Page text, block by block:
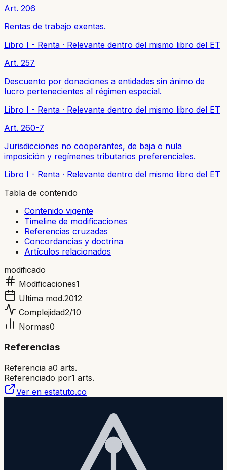
Art. 206
Rentas de trabajo exentas.
Libro I - Renta · Relevante dentro del mismo libro del ET
Art. 257
Descuento por donaciones a entidades sin ánimo de
lucro pertenecientes al régimen especial.
Libro I - Renta · Relevante dentro del mismo libro del ET
Art. 260-7
Jurisdicciones no cooperantes, de baja o nula
imposición y regímenes tributarios preferenciales.
Libro I - Renta · Relevante dentro del mismo libro del ET
Tabla de contenido
Contenido vigente
Timeline de modificaciones
Referencias cruzadas
Concordancias y doctrina
Artículos relacionados
modificado
Modificaciones1
Ultima mod.2012
Complejidad2/10
Normas0
Referencias
Referencia a0 arts.
Referenciado por1 arts.
Ver en estatuto.co